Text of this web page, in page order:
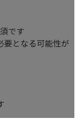
です
要となる可能性が